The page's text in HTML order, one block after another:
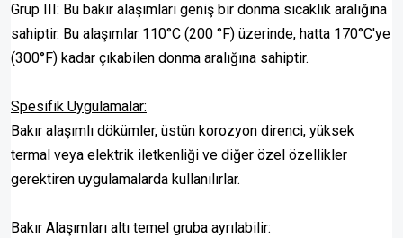
Grup III: Bu bakır alaşımları geniş bir donma sıcaklık aralığına
sahiptir. Bu alaşımlar 110°C (200 °F) üzerinde, hatta 170°C'ye
(300°F) kadar çıkabilen donma aralığına sahiptir.
Spesifik Uygulamalar:
Bakır alaşımlı dökümler, üstün korozyon direnci, yüksek
termal veya elektrik iletkenliği ve diğer özel özellikler
gerektiren uygulamalarda kullanılırlar.
Bakır Alaşımları altı temel gruba ayrılabilir: